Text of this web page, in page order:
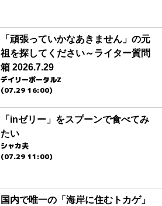
「頑張っていかなあきません」の元
祖を探してください～ライター質問
箱 2026.7.29
デイリーポータルZ
(07.29 16:00)
「inゼリー」をスプーンで食べてみ
たい
シャカ夫
(07.29 11:00)
国内で唯一の「海岸に住むトカゲ」